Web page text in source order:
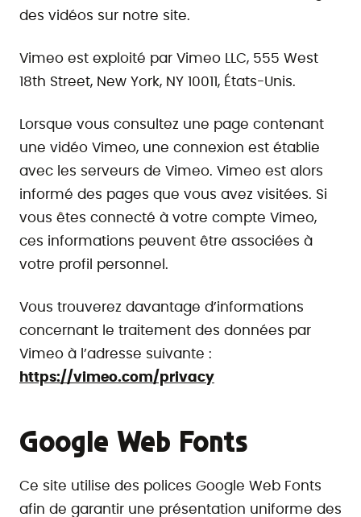
des vidéos sur notre site.
Vimeo est exploité par Vimeo LLC, 555 West
18th Street, New York, NY 10011, États-Unis.
Lorsque vous consultez une page contenant
une vidéo Vimeo, une connexion est établie
avec les serveurs de Vimeo. Vimeo est alors
informé des pages que vous avez visitées. Si
vous êtes connecté à votre compte Vimeo,
ces informations peuvent être associées à
votre profil personnel.
Vous trouverez davantage d’informations
concernant le traitement des données par
Vimeo à l’adresse suivante :
https://vimeo.com/privacy
Google Web Fonts
Ce site utilise des polices Google Web Fonts
afin de garantir une présentation uniforme des